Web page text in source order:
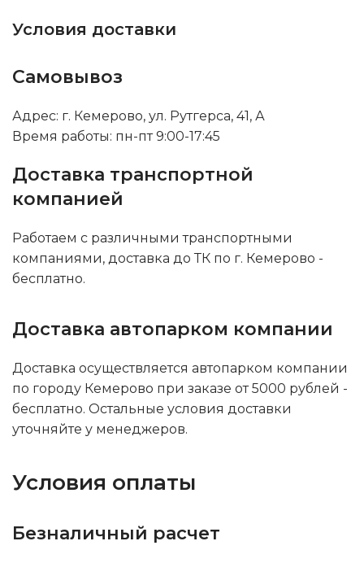
Условия доставки
Самовывоз
Адрес: г. Кемерово, ул. Рутгерса, 41, А
Время работы: пн-пт 9:00-17:45
Доставка транспортной
компанией
Работаем с различными транспортными
компаниями, доставка до ТК по г. Кемерово -
бесплатно.
Доставка автопарком компании
Доставка осуществляется автопарком компании
по городу Кемерово при заказе от 5000 рублей -
бесплатно. Остальные условия доставки
уточняйте у менеджеров.
Условия оплаты
Безналичный расчет